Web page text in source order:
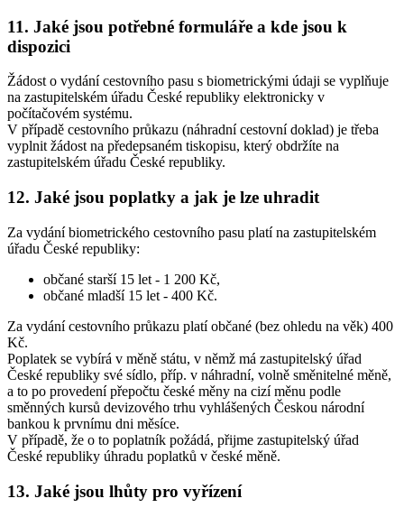
11. Jaké jsou potřebné formuláře a kde jsou k
dispozici
Žádost o vydání cestovního pasu s biometrickými údaji se vyplňuje
na zastupitelském úřadu České republiky elektronicky v
počítačovém systému.
V případě cestovního průkazu (náhradní cestovní doklad) je třeba
vyplnit žádost na předepsaném tiskopisu, který obdržíte na
zastupitelském úřadu České republiky.
12. Jaké jsou poplatky a jak je lze uhradit
Za vydání biometrického cestovního pasu platí na zastupitelském
úřadu České republiky:
občané starší 15 let - 1 200 Kč,
občané mladší 15 let - 400 Kč.
Za vydání cestovního průkazu platí občané (bez ohledu na věk) 400
Kč.
Poplatek se vybírá v měně státu, v němž má zastupitelský úřad
České republiky své sídlo, příp. v náhradní, volně směnitelné měně,
a to po provedení přepočtu české měny na cizí měnu podle
směnných kursů devizového trhu vyhlášených Českou národní
bankou k prvnímu dni měsíce.
V případě, že o to poplatník požádá, přijme zastupitelský úřad
České republiky úhradu poplatků v české měně.
13. Jaké jsou lhůty pro vyřízení